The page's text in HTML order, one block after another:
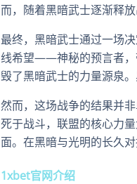
而，随着黑暗武士逐渐释
最终，黑暗武士通过一场
线希望——神秘的预言者，
毁了黑暗武士的力量源泉
然而，这场战争的结果并
死于战斗，联盟的核心力
面。在黑暗与光明的长久
1xbet官网介绍